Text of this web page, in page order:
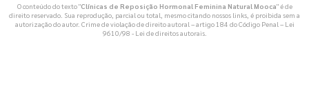
O conteúdo do texto "Clínicas de Reposição Hormonal Feminina Natural Mooca" é de
direito reservado. Sua reprodução, parcial ou total, mesmo citando nossos links, é proibida sem a
autorização do autor. Crime de violação de direito autoral – artigo 184 do Código Penal – Lei
9610/98 - Lei de direitos autorais.